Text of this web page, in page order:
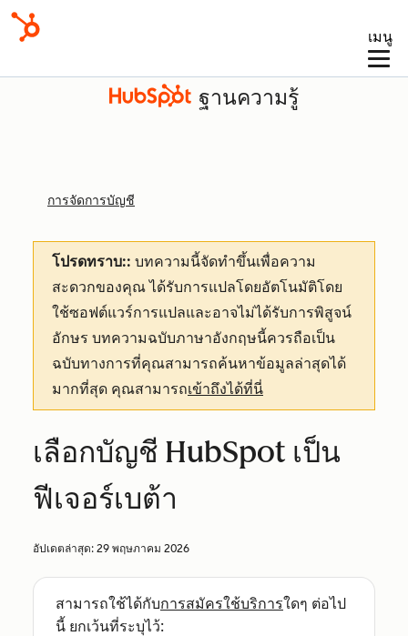
เมนู
ฐานความรู้
การจัดการบัญชี
โปรดทราบ:: บทความนี้จัดทำขึ้นเพื่อความ
สะดวกของคุณได้รับการแปลโดยอัตโนมัติโดย
ใช้ซอฟต์แวร์การแปลและอาจไม่ได้รับการพิสูจน์
อักษร บทความฉบับภาษาอังกฤษนี้ควรถือเป็น
ฉบับทางการที่คุณสามารถค้นหาข้อมูลล่าสุดได้
มากที่สุด คุณสามารถเข้าถึงได้ที่นี่
เลือกบัญชี HubSpot เป็น
ฟีเจอร์เบต้า
อัปเดตล่าสุด: 29 พฤษภาคม 2026
สามารถใช้ได้กับการสมัครใช้บริการใดๆ ต่อไป
นี้ ยกเว้นที่ระบุไว้: